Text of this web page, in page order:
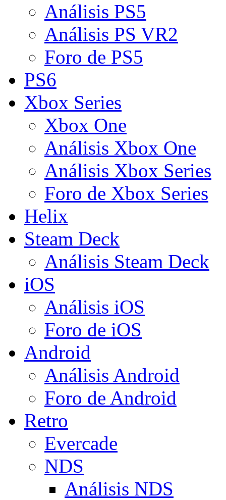
Análisis PS5
Análisis PS VR2
Foro de PS5
PS6
Xbox Series
Xbox One
Análisis Xbox One
Análisis Xbox Series
Foro de Xbox Series
Helix
Steam Deck
Análisis Steam Deck
iOS
Análisis iOS
Foro de iOS
Android
Análisis Android
Foro de Android
Retro
Evercade
NDS
Análisis NDS